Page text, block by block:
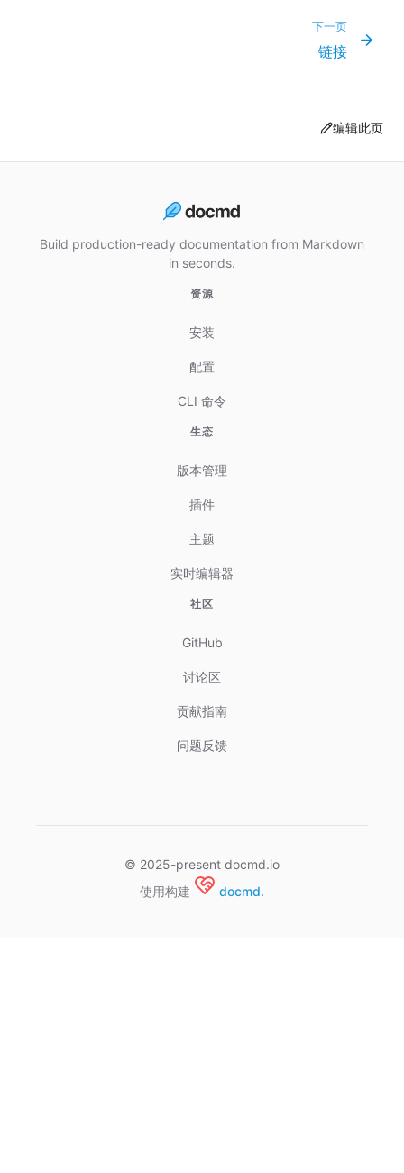
下一页
链接
编辑此页
Build production-ready documentation from Markdown
in seconds.
资源
安装
配置
CLI 命令
生态
版本管理
插件
主题
实时编辑器
社区
GitHub
讨论区
贡献指南
问题反馈
© 2025-present docmd.io
使用构建
docmd.